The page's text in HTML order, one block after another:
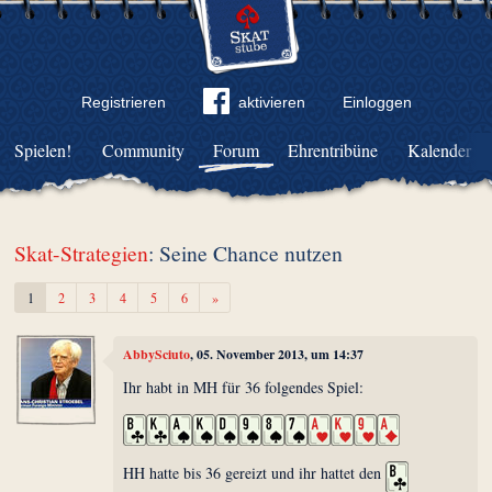
Registrieren aktivieren Einloggen
Community Forum Ehrentribüne Kalender
Spielen!
Skat-Strategien: Seine Chance nutzen
1 2 3 4 5 6 »Weiter
AbbySciuto, 05. November 2013, um 14:37
Ihr habt in MH für 36 folgendes Spiel:
HH hatte bis 36 gereizt und ihr hattet den